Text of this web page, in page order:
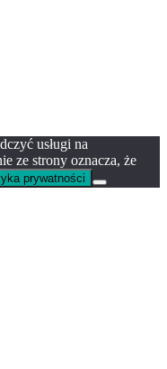
usługi na
ze strony oznacza, że
prywatności